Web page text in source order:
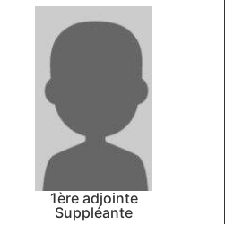
1ère adjointe
Suppléante